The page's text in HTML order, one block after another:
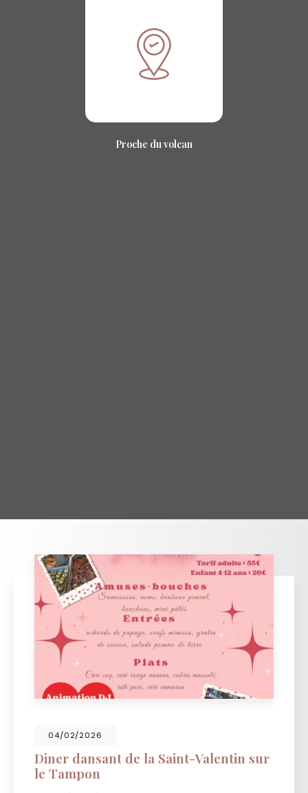
Proche du volcan
04/02/2026
Diner dansant de la Saint-Valentin sur
le Tampon